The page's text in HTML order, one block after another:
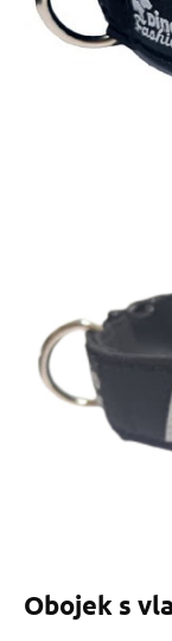
Obojek s